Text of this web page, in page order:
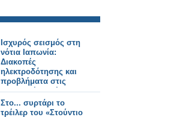
Ισχυρός σεισμός στη
νότια Ιαπωνία:
Διακοπές
ηλεκτροδότησης και
προβλήματα στις
μεταφορές. Τρένο
εκτροχιάστηκε.
Στο... συρτάρι το
τρέιλερ του «Στούντιο